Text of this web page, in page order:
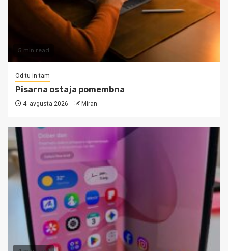
5 min read
Od tu in tam
Pisarna ostaja pomembna
4. avgusta 2026 Miran